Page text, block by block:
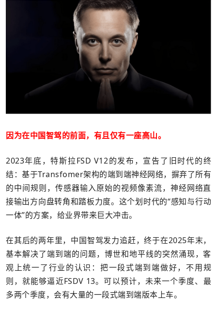
因为在中国智驾的前面，有且仅有一座高山。
2023年底，特斯拉FSD V12的发布，宣告了旧时代的终
结：基于Transfomer架构的端到端神经网络，摒弃了所有
的中间规则，传感器输入原始的视频像素流，神经网络直
接输出方向盘转角和踏板力度。这个划时代的“感知与行动
一体”的方案，给业界带来巨大冲击。
在其后的两年里，中国智驾发力追赶，终于在2025年末，
基本解决了端到端的问题，博世和地平线的突然涌现，客
观上统一了行业的认识：把一段式端到端做好，不用规
则，就能够逼近FSDV 13。可以预计，未来一个季度、最
多两个季度，会有大量的一段式端到端版本上车。